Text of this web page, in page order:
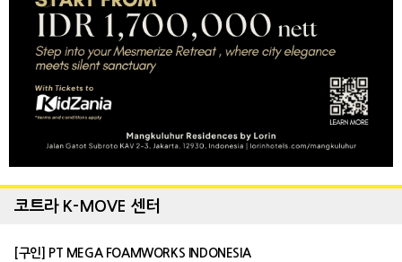
코트라 K-MOVE 센터
[구인] PT MEGA FOAMWORKS INDONESIA